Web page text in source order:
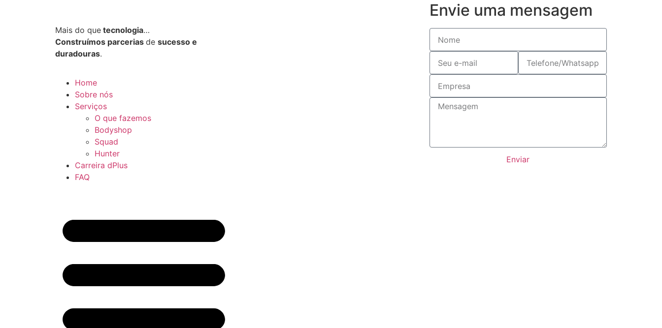
Mais do que tecnologia…
Construímos parcerias de sucesso e
duradouras.
Home
Sobre nós
Serviços
O que fazemos
Bodyshop
Squad
Hunter
Carreira dPlus
FAQ
Envie uma mensagem
Enviar